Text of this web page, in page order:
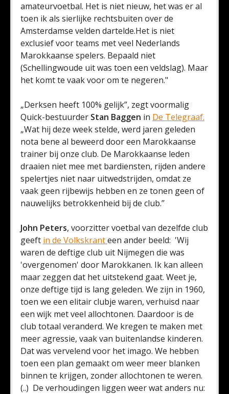
amateurvoetbal. Het is niet nieuw, het was er al
toen ik als sierlijke rechtsbuiten over de
Amsterdamse velden dartelde.Het is niet
exclusief voor teams met veel Nederlands
Marokkaanse spelers. Bepaald niet
(Schellingwoude uit was toen een veldslag). Maar
het komt te vaak voor om te negeren."
„Derksen heeft 100% gelijk”, zegt voormalig
Quick-bestuurder Stan Baggen in De Telegraaf.
„Wat hij deze week stelde, werd jaren geleden
nota bene al beweerd door een Marokkaanse
trainer bij onze club. De Marokkaanse leden
draaien niet mee met bardiensten, rijden andere
spelertjes niet naar uitwedstrijden, omdat ze
vaak geen rijbewijs hebben en ze tonen geen of
nauwelijks betrokkenheid bij de club.’’
John Peters, voorzitter voetbal van dezelfde club
geeft in de Volkskranteen ander beeld: 'Wij
waren de deftige club uit Nijmegen die was
'overgenomen' door Marokkanen. Ik kan alleen
maar zeggen dat het uitstekend gaat. Weet je,
onze deftige tijd is lang geleden. We zijn in 1960,
toen we een elitair clubje waren, verhuisd naar
een wijk met veel allochtonen. Daardoor is de
club totaal veranderd. We kregen te maken met
meer agressie, vaak van buitenlandse kinderen.
Dat was vervelend voor het imago. We hebben
toen een plan gemaakt om weer meer blanken
binnen te krijgen, zonder allochtonen te weren.
(..) De verhoudingen liggen weer wat anders nu: